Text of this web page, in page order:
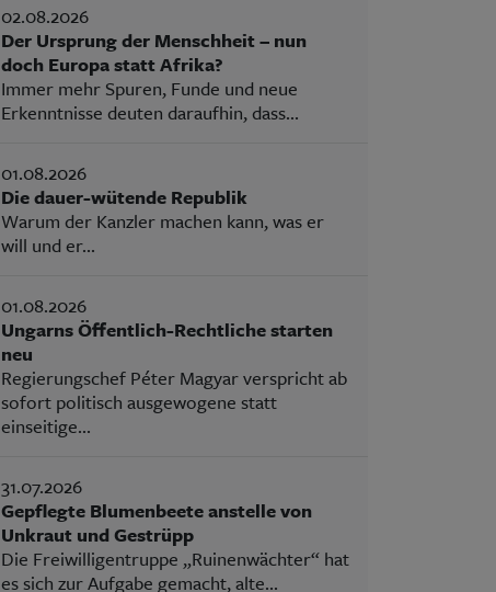
02.08.2026
Der Ursprung der Menschheit – nun
doch Europa statt Afrika?
Immer mehr Spuren, Funde und neue
Erkenntnisse deuten daraufhin, dass...
01.08.2026
Die dauer-wütende Republik
Warum der Kanzler machen kann, was er
will und er...
01.08.2026
Ungarns Öffentlich-Rechtliche starten
neu
Regierungschef Péter Magyar verspricht ab
sofort politisch ausgewogene statt
einseitige...
31.07.2026
Gepflegte Blumenbeete anstelle von
Unkraut und Gestrüpp
Die Freiwilligentruppe „Ruinenwächter“ hat
es sich zur Aufgabe gemacht, alte...